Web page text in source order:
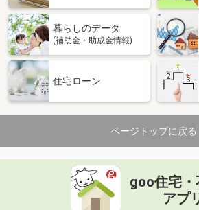
暮らしのデータ
(補助金・助成金情報)
住宅ローン
ページトップに戻る
goo住宅・
アプ